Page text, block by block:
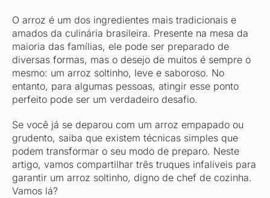
O arroz é um dos ingredientes mais tradicionais e
amados da culinária brasileira. Presente na mesa da
maioria das famílias, ele pode ser preparado de
diversas formas, mas o desejo de muitos é sempre o
mesmo: um arroz soltinho, leve e saboroso. No
entanto, para algumas pessoas, atingir esse ponto
perfeito pode ser um verdadeiro desafio.
Se você já se deparou com um arroz empapado ou
grudento, saiba que existem técnicas simples que
podem transformar o seu modo de preparo. Neste
artigo, vamos compartilhar três truques infalíveis para
garantir um arroz soltinho, digno de chef de cozinha.
Vamos lá?